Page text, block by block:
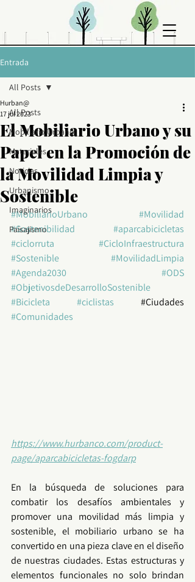
Entrada
All Posts
Mobiliario Urbano
Materiales
Noticias
Urbanismo
Imaginarios
Paisajismo
All Posts
El Mobiliario Urbano y su
Papel en la Promoción de
la Movilidad Limpia y
Sostenible
Hurban@
17 jul 2023
#MobiliarioUrbano
#Movilidad
#Sostenibilidad
#aparcabicicletas
#ciclorruta
#CicloInfraestructura
#Sostenible
#MovilidadLimpia
#Agenda2030
#ODS
#ObjetivosdeDesarrolloSostenible
#Bicicleta
#ciclistas #
#Comunidades
https://www.hurbanco.com/product-
page/aparcabicicletas-fogdarp
En la búsqueda de soluciones para
combatir los desafíos ambientales y
promover una movilidad más limpia y
sostenible, el mobiliario urbano se ha
convertido en una pieza clave en el diseño
de nuestras ciudades. Estas estructuras y
elementos funcionales no solo brindan